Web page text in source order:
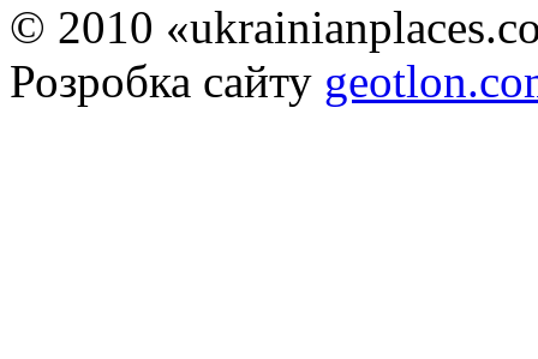
© 2010
Розробка сайту